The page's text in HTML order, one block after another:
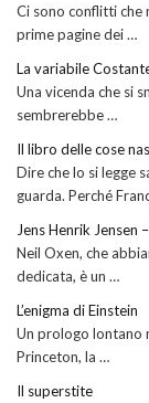
Ci sono conflitti che
prime pagine dei …
La variabile
Una vicenda che si
sembrerebbe …
Il libro delle cose
Dire che lo si legge
guarda. Perché
Jens Henrik Jensen
Neil Oxen, che
dedicata, è un …
L’enigma di Einstein
Un prologo lontano
Princeton, la …
Il superstite